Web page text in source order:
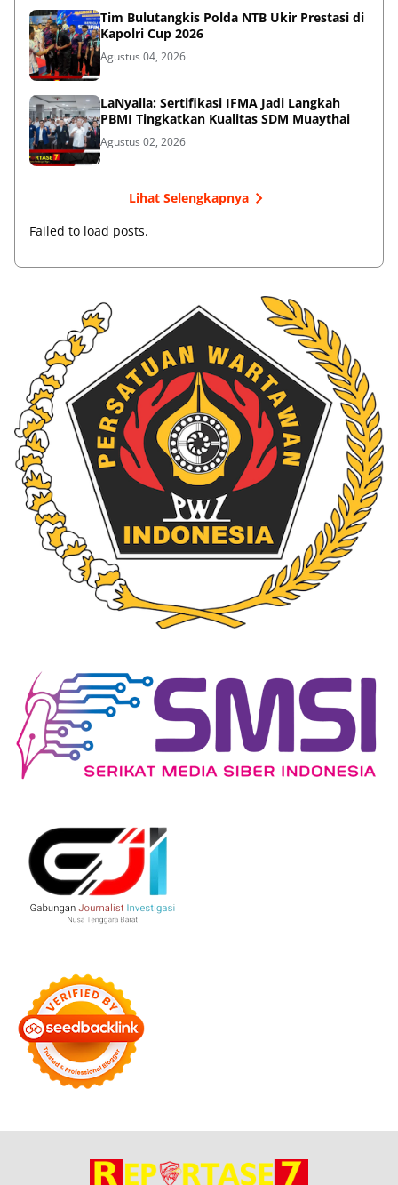
Tim Bulutangkis Polda NTB Ukir Prestasi di
Kapolri Cup 2026
Agustus 04, 2026
LaNyalla: Sertifikasi IFMA Jadi Langkah
PBMI Tingkatkan Kualitas SDM Muaythai
Agustus 02, 2026
Lihat Selengkapnya
Failed to load posts.